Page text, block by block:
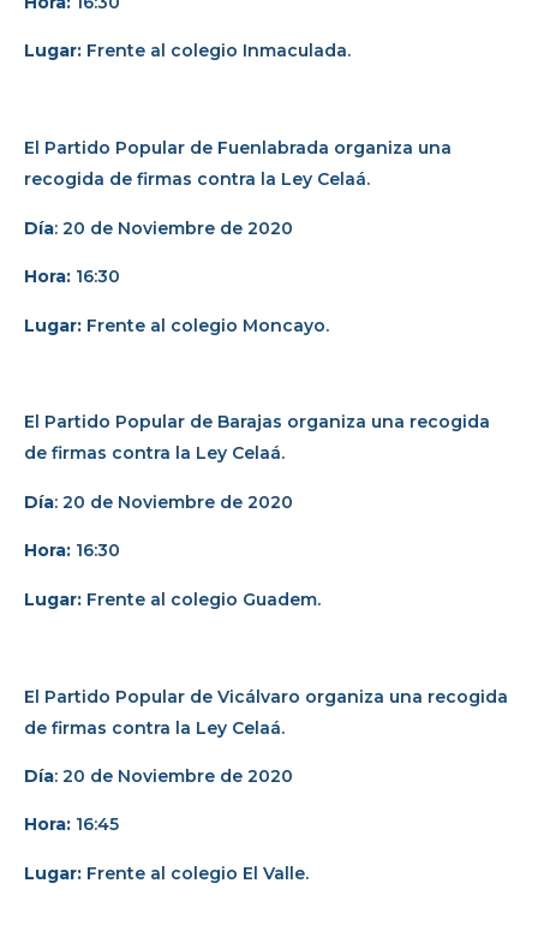
Lugar: Frente al colegio Inmaculada.
El Partido Popular de Fuenlabrada organiza una
recogida de firmas contra la Ley Celaá.
Día: 20 de Noviembre de 2020
Hora: 16:30
Lugar: Frente al colegio Moncayo.
El Partido Popular de Barajas organiza una recogida
de firmas contra la Ley Celaá.
Día: 20 de Noviembre de 2020
Hora: 16:30
Lugar: Frente al colegio Guadem.
El Partido Popular de Vicálvaro organiza una recogida
de firmas contra la Ley Celaá.
Día: 20 de Noviembre de 2020
Hora: 16:45
Lugar: Frente al colegio El Valle.